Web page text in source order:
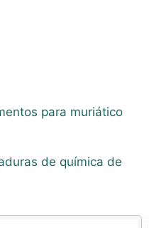
para muriático
de química de